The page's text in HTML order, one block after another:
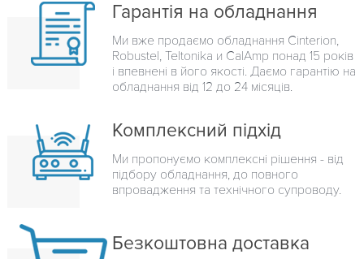
Гарантія на обладнання
Ми вже продаємо обладнання Cinterion,
Robustel, Teltonika и CalAmp понад 15 років
і впевнені в його якості. Даємо гарантію на
обладнання від 12 до 24 місяців.
Комплексний підхід
Ми пропонуємо комплексні рішення - від
підбору обладнання, до повного
впровадження та технічного супроводу.
Безкоштовна доставка